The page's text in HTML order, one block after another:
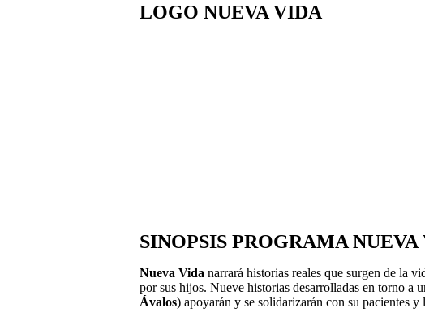
LOGO NUEVA VIDA
SINOPSIS PROGRAMA NUEVA
Nueva Vida narrará historias reales que surgen de la
por sus hijos. Nueve historias desarrolladas en torno a
Ávalos) apoyarán y se solidarizarán con su pacientes